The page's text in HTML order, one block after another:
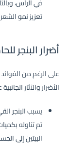
في الرأس،
تعزيز نمو
أضرار البنجر
على الرغم من
الأضرار والآثار
يسبب البنجر
تم تناوله
البيتين إلى